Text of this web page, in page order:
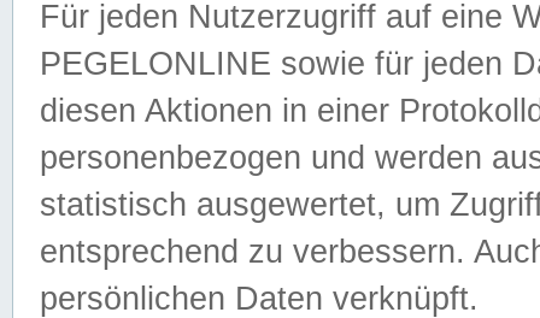
Für jeden Nutzerzugriff auf eine
PEGELONLINE sowie für jeden
diesen Aktionen in einer
personenbezogen und werden
statistisch ausgewertet, um
entsprechend zu verbessern.
persönlichen Daten verknüpft.